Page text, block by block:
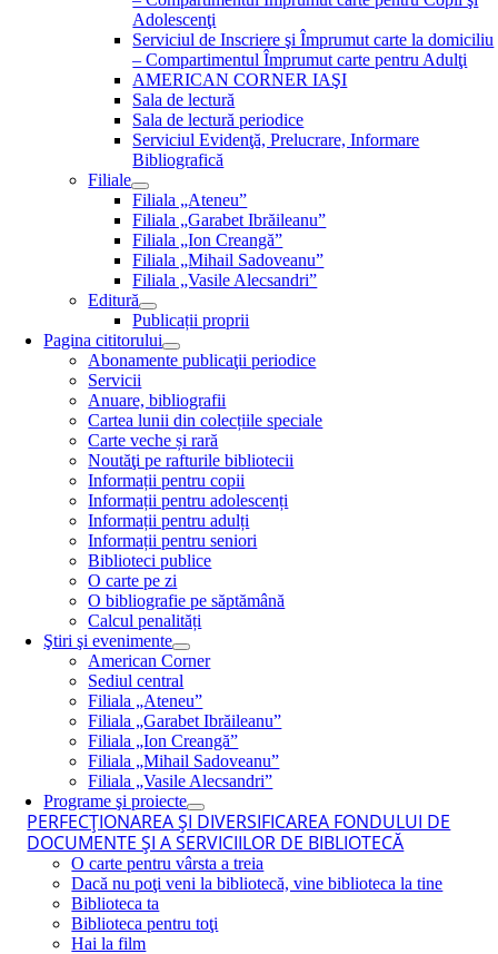
Adolescenţi
Serviciul de Inscriere şi Împrumut carte la domiciliu
– Compartimentul Împrumut carte pentru Adulţi
AMERICAN CORNER IAŞI
Sala de lectură
Sala de lectură periodice
Serviciul Evidenţă, Prelucrare, Informare
Bibliografică
Filiale
Filiala „Ateneu”
Filiala „Garabet Ibrăileanu”
Filiala „Ion Creangă”
Filiala „Mihail Sadoveanu”
Filiala „Vasile Alecsandri”
Editură
Publicații proprii
Pagina cititorului
Abonamente publicaţii periodice
Servicii
Anuare, bibliografii
Cartea lunii din colecțiile speciale
Carte veche și rară
Noutăţi pe rafturile bibliotecii
Informații pentru copii
Informații pentru adolescenți
Informații pentru adulți
Informații pentru seniori
Biblioteci publice
O carte pe zi
O bibliografie pe săptămână
Calcul penalități
Ştiri şi evenimente
American Corner
Sediul central
Filiala „Ateneu”
Filiala „Garabet Ibrăileanu”
Filiala „Ion Creangă”
Filiala „Mihail Sadoveanu”
Filiala „Vasile Alecsandri”
Programe şi proiecte
PERFECŢIONAREA ŞI DIVERSIFICAREA FONDULUI DE
DOCUMENTE ŞI A SERVICIILOR DE BIBLIOTECĂ
O carte pentru vârsta a treia
Dacă nu poţi veni la bibliotecă, vine biblioteca la tine
Biblioteca ta
Biblioteca pentru toţi
Hai la film